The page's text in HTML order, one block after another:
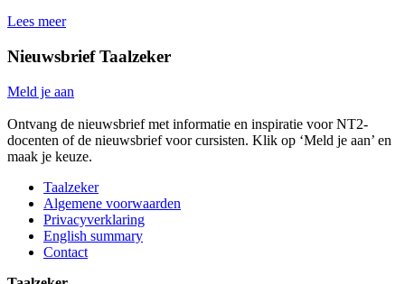
Lees meerHé
hoe
je
weekend?
Nieuwsbrief Taalzeker
Meld je aan
Ontvang de nieuwsbrief met informatie en inspiratie voor NT2-
docenten of de nieuwsbrief voor cursisten. Klik op ‘Meld je aan’ en
maak je keuze.
Taalzeker
Algemene voorwaarden
Privacyverklaring
English summary
Contact